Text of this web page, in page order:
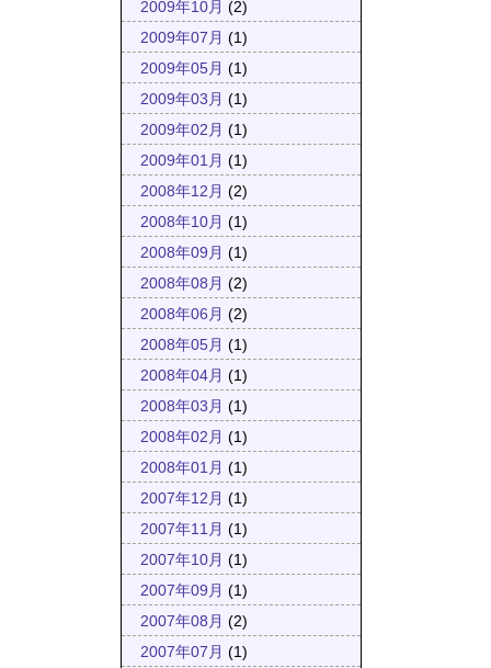
2009年10月 (2)
2009年07月 (1)
2009年05月 (1)
2009年03月 (1)
2009年02月 (1)
2009年01月 (1)
2008年12月 (2)
2008年10月 (1)
2008年09月 (1)
2008年08月 (2)
2008年06月 (2)
2008年05月 (1)
2008年04月 (1)
2008年03月 (1)
2008年02月 (1)
2008年01月 (1)
2007年12月 (1)
2007年11月 (1)
2007年10月 (1)
2007年09月 (1)
2007年08月 (2)
2007年07月 (1)